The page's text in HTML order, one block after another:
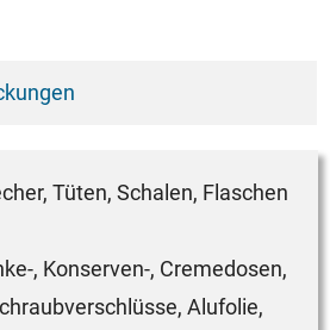
Tüten, Schalen, Flaschen
, Konserven-, Cremedosen,
Alufolie,